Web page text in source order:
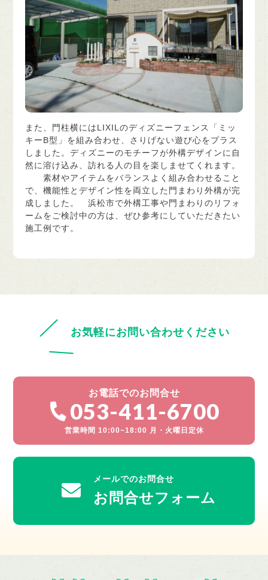
また、門柱横にはLIXILのディズニーフェンス「ミッ
キーB型」を組み合わせ、さりげない遊び心をプラス
しました。ディズニーのモチーフが外構デザインに自
然に溶け込み、訪れる人の目を楽しませてくれます。
素材やアイテムをバランスよく組み合わせること
で、機能性とデザイン性を両立した門まわり外構が完
成しました。 浜松市で外構工事や門まわりのリフォ
ームをご検討中の方は、ぜひ参考にしていただきたい
施工例です。
お気軽にお問い合わせください
お電話でのお問合せ
053-411-6700
営業時間 10:00~18:00 月・火曜日定休
メールでのお問合せ
お問合せフォーム